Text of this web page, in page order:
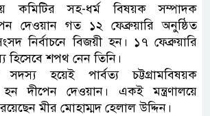
কমিটির সহ-ধর্ম বিষয়ক সম্পাদক
দেওয়ান গত ১২ ফেব্রুয়ারি অনুষ্ঠিত
নির্বাচনে বিজয়ী হন। ১৭ ফেব্রুয়ারি
হিসেবে শপথ নেন তিনি।
হয়েই পার্বত্য চট্টগ্রামবিষয়ক
হন দীপেন দেওয়ান। একই মন্ত্রণালয়ে
রয়েছেন মীর মোহাম্মদ হেলাল উদ্দিন।